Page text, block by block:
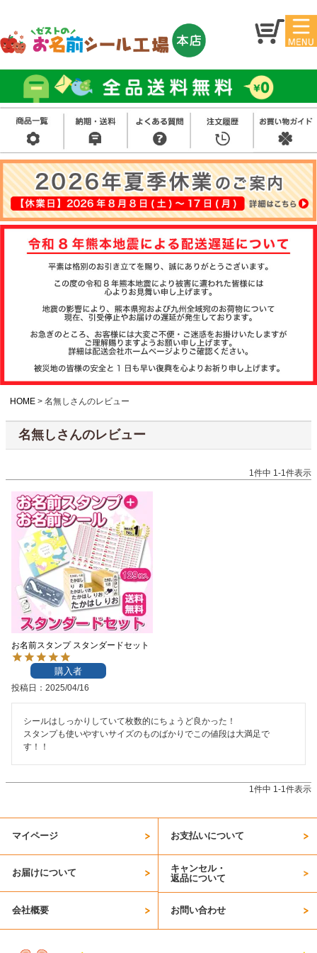
マイ
ジ
お名
前シ
ール
アイ
ロン
シー
ル
お買
い得
セッ
ト
スタ
ンプ
その
他
注文履歴
について
らせ
HOME 名無しさんのレビュー
名無しさんのレビュー
1件中 1-1件表示
お名前スタンプ スタンダードセット
購入者
投稿日 2025/04/16
シールはしっかりしていて枚数的にちょうど良かった！
スタンプも使いやすいサイズのものばかりでこの値段は大満足で
す！！
1件中 1-1件表示
マイページ お支払いについて
お届けについて
キャンセル・
返品について
会社概要 お問い合わせ